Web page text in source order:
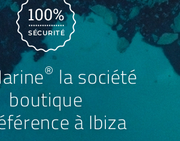
SÉCURITÉ
® la société
boutique
à Ibiza